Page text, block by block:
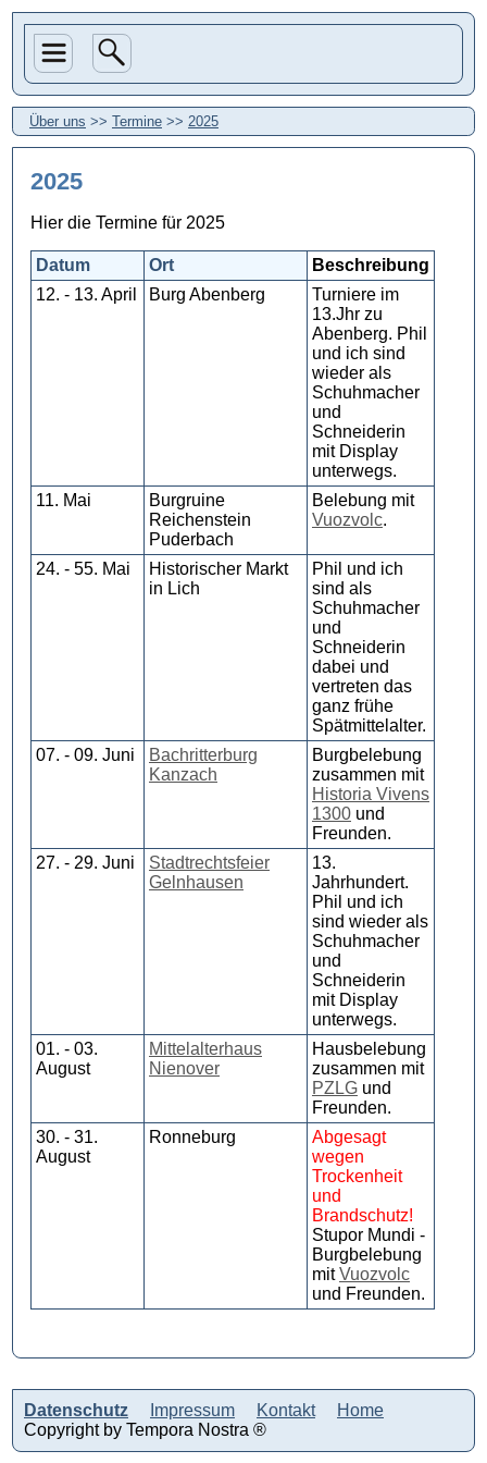
Über uns >> Termine >> 2025
2025
Hier die Termine für 2025
Datum Ort
Beschreibung
12. - 13. April
Burg Abenberg
Turniere im
13.Jhr zu
Abenberg. Phil
und ich sind
wieder als
Schuhmacher
und
Schneiderin
mit Display
unterwegs.
11. Mai
Burgruine
Reichenstein
Puderbach
Belebung mit
Vuozvolc.
24. - 55. Mai
Historischer Markt
in Lich
Phil und ich
sind als
Schuhmacher
und
Schneiderin
dabei und
vertreten das
ganz frühe
Spätmittelalter.
07. - 09. Juni
Bachritterburg
Kanzach
Burgbelebung
zusammen mit
Historia Vivens
1300 und
Freunden.
27. - 29. Juni
Stadtrechtsfeier
Gelnhausen
13.
Jahrhundert.
Phil und ich
sind wieder als
Schuhmacher
und
Schneiderin
mit Display
unterwegs.
01. - 03.
August
Mittelalterhaus
Nienover
Hausbelebung
zusammen mit
PZLG und
Freunden.
30. - 31.
August
Ronneburg
Abgesagt
wegen
Trockenheit
und
Brandschutz!
Stupor Mundi -
Burgbelebung
mitVuozvolc
und Freunden.
Datenschutz Impressum Kontakt
Home
Copyright by Tempora Nostra ®